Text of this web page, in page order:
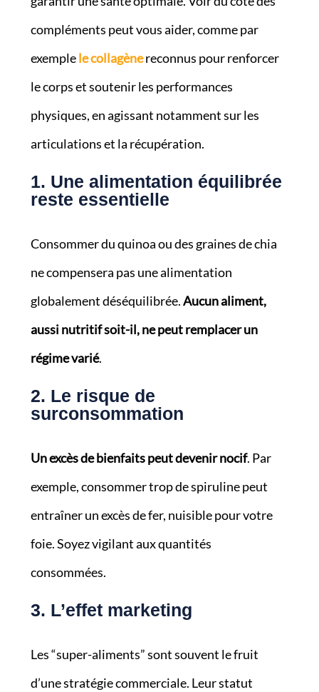
compléments peut vous aider, comme par
exemplele collagènereconnus pour renforcer
le corps et soutenir les performances
physiques, en agissant notamment sur les
articulations et la récupération.
1. Une alimentation équilibrée
reste essentielle
Consommer du quinoa ou des graines de chia
ne compensera pas une alimentation
globalement déséquilibrée.Aucun aliment,
aussi nutritif soit-il, ne peut remplacer un
régime varié.
2. Le risque de
surconsommation
Un excès de bienfaits peut devenir nocif. Par
exemple, consommer trop de spiruline peut
entraîner un excès de fer, nuisible pour votre
foie. Soyez vigilant aux quantités
consommées.
3. L’effet marketing
Les “super-aliments” sont souvent le fruit
d’une stratégie commerciale. Leur statut